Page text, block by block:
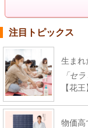
注目トピックス
生まれ
「セ
【花王
物価高